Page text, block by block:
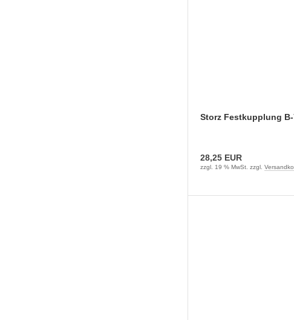
Storz Festkupplung B-
28,25 EUR
zzgl. 19 % MwSt. zzgl.